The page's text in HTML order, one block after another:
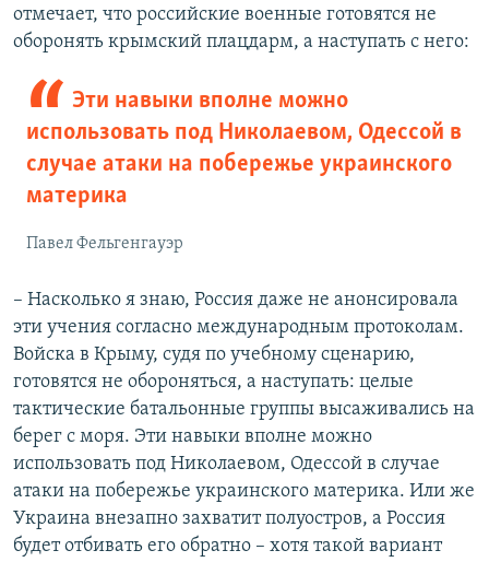
отмечает, что российские военные готовятся не
оборонять крымский плацдарм, а наступать с него:
Эти навыки вполне можно
использовать под Николаевом, Одессой в
случае атаки на побережье украинского
материка
Павел Фельгенгауэр
– Насколько я знаю, Россия даже не анонсировала
эти учения согласно международным протоколам.
Войска в Крыму, судя по учебному сценарию,
готовятся не обороняться, а наступать: целые
тактические батальонные группы высаживались на
берег с моря. Эти навыки вполне можно
использовать под Николаевом, Одессой в случае
атаки на побережье украинского материка. Или же
Украина внезапно захватит полуостров, а Россия
будет отбивать его обратно – хотя такой вариант